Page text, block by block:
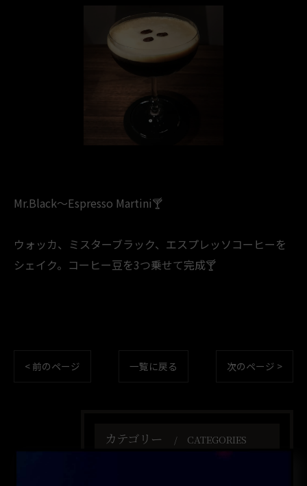
Mr.Black～Espresso Martini🍸️
ウォッカ、ミスターブラック、エスプレッソコーヒーを
シェイク。コーヒー豆を3つ乗せて完成🍸️
< 前のページ 一覧に戻る 次のページ >
カテゴリー CATEGORIES